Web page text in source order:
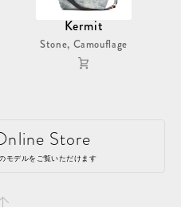
Kermit
Stone, Camouflage
Store
モデルをご覧いただけます